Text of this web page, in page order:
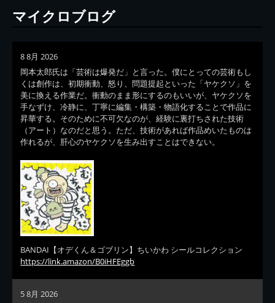
マイクロブログ
8 8月 2026
岡本太郎氏は「芸術は爆発だ」と言った。僕にとっての芸術もし
くは創作は、初期衝動、怒り、問題提起といった「ヤケクソ」を
美に換える作業だ。衝動のまま形にするのもいいが、ヤケクソを
手なずけ、冷静に、丁寧に編集・構築・物語化することで作品に
昇華する。そのために不可欠なのが、経験に裏打ちされた技術
（アート）なのだと思う。ただ、技術があれば作品めいたものは
作れるが、肝心のヤケクソを生み出すことはできない。
BANDAI【オデくん＆ゴブリン】ちいかわ シールコレクション
https://link.amazon/B0iHFEggb
5 8月 2026